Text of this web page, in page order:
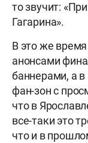
то звучит:
Гагарина».
В это же
анонсами
баннерами, а в
фан-зон с
что в
все-таки это
что и в